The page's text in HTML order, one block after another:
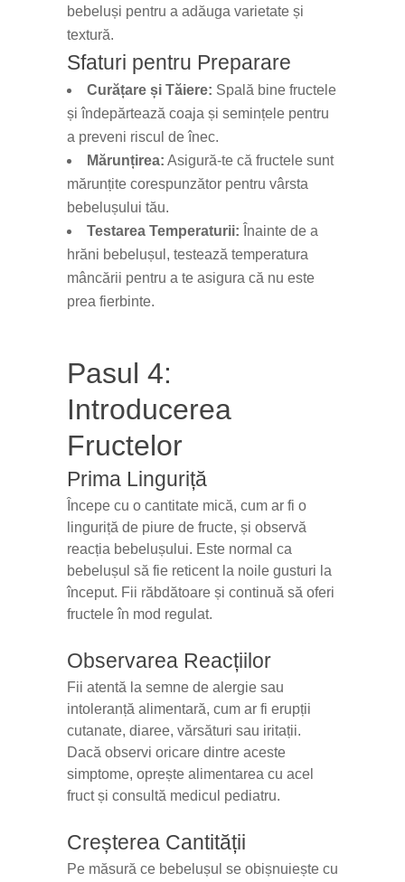
bebeluși pentru a adăuga varietate și
textură.
Sfaturi pentru Preparare
Curățare și Tăiere: Spală bine fructele
și îndepărtează coaja și semințele pentru
a preveni riscul de înec.
Mărunțirea: Asigură-te că fructele sunt
mărunțite corespunzător pentru vârsta
bebelușului tău.
Testarea Temperaturii: Înainte de a
hrăni bebelușul, testează temperatura
mâncării pentru a te asigura că nu este
prea fierbinte.
Pasul 4:
Introducerea
Fructelor
Prima Linguriță
Începe cu o cantitate mică, cum ar fi o
linguriță de piure de fructe, și observă
reacția bebelușului. Este normal ca
bebelușul să fie reticent la noile gusturi la
început. Fii răbdătoare și continuă să oferi
fructele în mod regulat.
Observarea Reacțiilor
Fii atentă la semne de alergie sau
intoleranță alimentară, cum ar fi erupții
cutanate, diaree, vărsături sau iritații.
Dacă observi oricare dintre aceste
simptome, oprește alimentarea cu acel
fruct și consultă medicul pediatru.
Creșterea Cantității
Pe măsură ce bebelușul se obișnuiește cu